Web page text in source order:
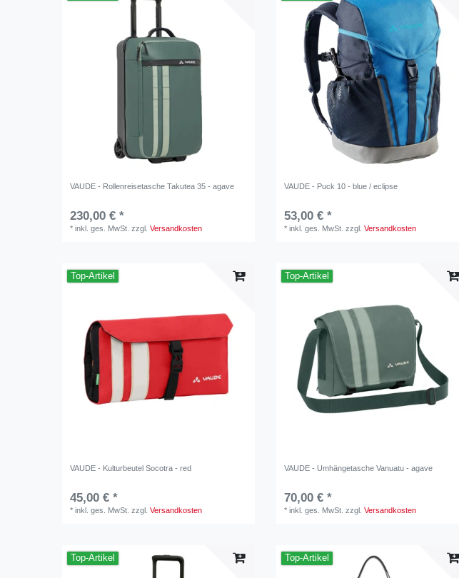
VAUDE - Rollenreisetasche Takutea 35 - agave
230,00 € *
*inkl. ges. MwSt. zzgl.Versandkosten
VAUDE - Puck 10 - blue / eclipse
53,00 € *
*inkl. ges. MwSt. zzgl.Versandkosten
Top-Artikel
VAUDE - Kulturbeutel Socotra - red
45,00 € *
*inkl. ges. MwSt. zzgl.Versandkosten
Top-Artikel
VAUDE - Umhängetasche Vanuatu - agave
70,00 € *
*inkl. ges. MwSt. zzgl.Versandkosten
Top-Artikel Top-Artikel